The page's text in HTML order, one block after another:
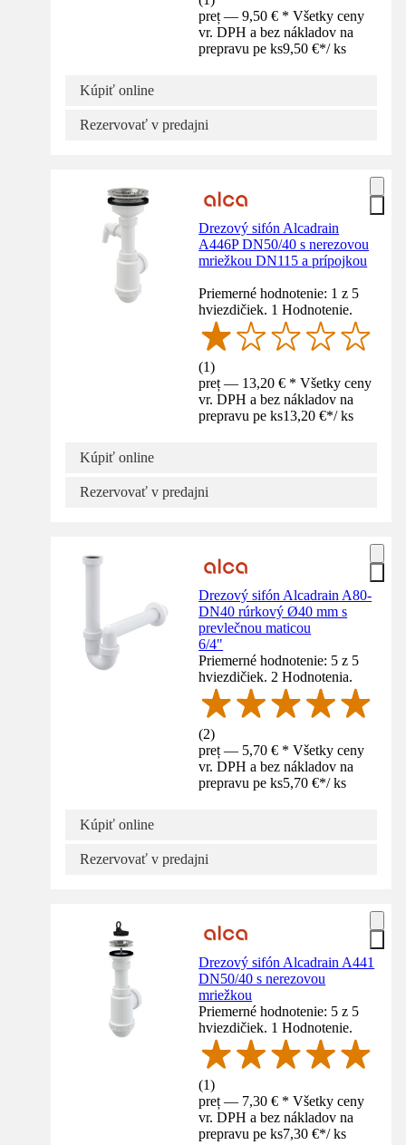
preț — 9,50 € * Všetky ceny
vr. DPH a bez nákladov na
prepravu pe ks9,50 €*/ ks
Kúpiť online
Rezervovať v predajni
Drezový sifón Alcadrain
A446P DN50/40 s nerezovou
mriežkou DN115 a prípojkou
Priemerné hodnotenie: 1 z 5
hviezdičiek. 1 Hodnotenie.
(1)
preț — 13,20 € * Všetky ceny
vr. DPH a bez nákladov na
prepravu pe ks13,20 €*/ ks
Kúpiť online
Rezervovať v predajni
Drezový sifón Alcadrain A80-
DN40 rúrkový Ø40 mm s
prevlečnou maticou
6/4"
Priemerné hodnotenie: 5 z 5
hviezdičiek. 2 Hodnotenia.
(2)
preț — 5,70 € * Všetky ceny
vr. DPH a bez nákladov na
prepravu pe ks5,70 €*/ ks
Kúpiť online
Rezervovať v predajni
Drezový sifón Alcadrain A441
DN50/40 s nerezovou
mriežkou
Priemerné hodnotenie: 5 z 5
hviezdičiek. 1 Hodnotenie.
(1)
preț — 7,30 € * Všetky ceny
vr. DPH a bez nákladov na
prepravu pe ks7,30 €*/ ks